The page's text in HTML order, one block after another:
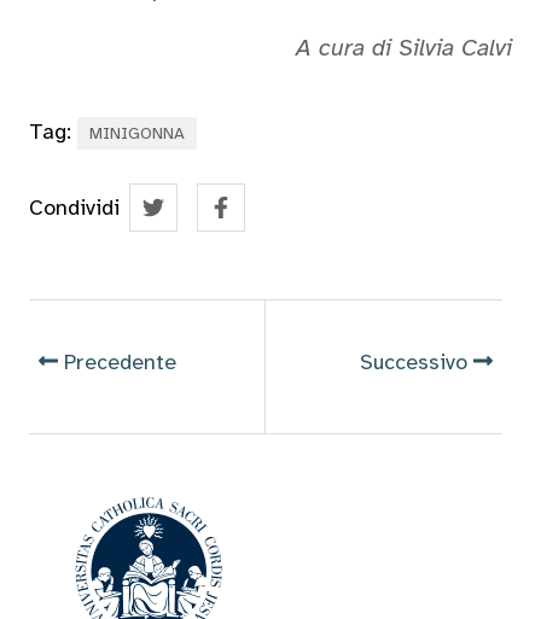
A cura di Silvia Calvi
Tag: MINIGONNA
Condividi
Precedente Successivo